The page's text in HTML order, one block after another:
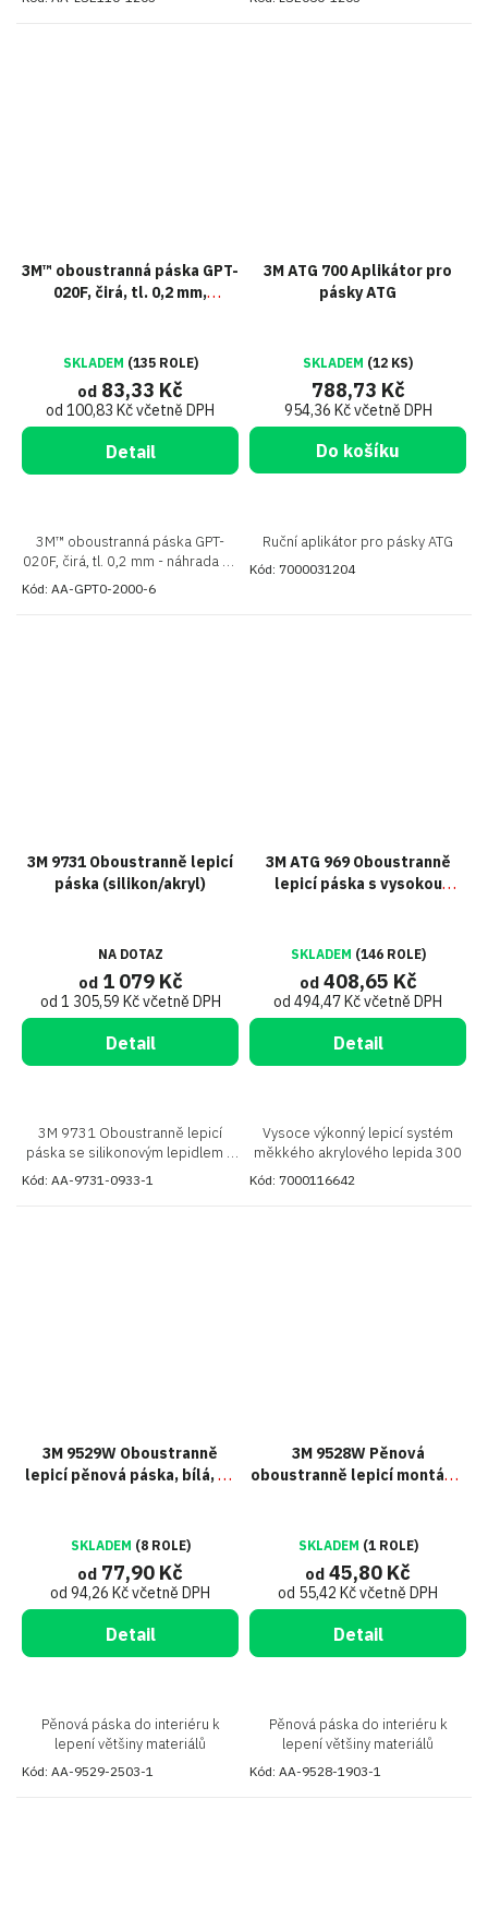
3M™ oboustranná páska GPT-
020F, čirá, tl. 0,2 mm,
SKLADEM (135 ROLE)
od 100,83 Kč včetně DPH
od 83,33 Kč
Detail
3M™ oboustranná páska GPT-
020F, čirá, tl. 0,2 mm - náhrada za
oblíbenou pásku 3M 9088-200
Kód: AA-GPT0-2000-6
3M ATG 700 Aplikátor pro
pásky ATG
SKLADEM (12 KS)
954,36 Kč včetně DPH
788,73 Kč
Do košíku
Ruční aplikátor pro pásky ATG
Kód: 7000031204
3M 9731 Oboustranně lepicí
páska (silikon/akryl)
NA DOTAZ
od 1 305,59 Kč včetně DPH
od1 079 Kč
Detail
3M 9731 Oboustranně lepicí
páska se silikonovým lepidlem z
jedné a akrylovým lepidlem z
Kód: AA-9731-0933-1
3M ATG 969 Oboustranně
lepicí páska s vysokou
SKLADEM (146 ROLE)
od 494,47 Kč včetně DPH
od408,65 Kč
Detail
Vysoce výkonný lepicí systém
měkkého akrylového lepida 300
Kód: 7000116642
3M 9529W Oboustranně
lepicí pěnová páska, bílá, tl.
SKLADEM (8 ROLE)
od 94,26 Kč včetně DPH
od 77,90 Kč
Detail
Pěnová páska do interiéru k
lepení většiny materiálů
Kód: AA-9529-2503-1
3M 9528W Pěnová
oboustranně lepicí montážní
SKLADEM (1 ROLE)
od 55,42 Kč včetně DPH
od 45,80 Kč
Detail
Pěnová páska do interiéru k
lepení většiny materiálů
Kód: AA-9528-1903-1